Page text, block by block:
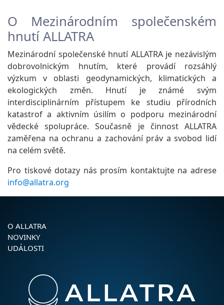
O Mezinárodním společenském
hnutí ALLATRA
Mezinárodní společenské hnutí ALLATRA je nezávislým
dobrovolnickým hnutím, které provádí rozsáhlý
výzkum v oblasti geodynamických, klimatických a
ekologických změn. Hnutí je známé svým
interdisciplinárním přístupem ke studiu přírodních
katastrof a aktivním úsilím o podporu mezinárodní
vědecké spolupráce. Současně je činnost ALLATRA
zaměřena na ochranu a zachování práv a svobod lidí
na celém světě.
Pro tiskové dotazy nás prosím kontaktujte na adrese
info@allatra.org
O ALLATRA
NOVINKY
UDÁLOSTI